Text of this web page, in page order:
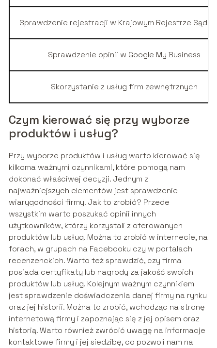
Sprawdzenie rejestracji w Krajowym Rejestrze
Sprawdzenie opinii w Google My Business
Skorzystanie z usług firm zewnętrznych
Czym kierować się przy wyborze
produktów i usług?
Przy wyborze produktów i usług warto kierować się
kilkoma ważnymi czynnikami, które pomogą nam
dokonać właściwej decyzji. Jednym z
najważniejszych elementów jest sprawdzenie
wiarygodności firmy. Jak to zrobić? Przede
wszystkim warto poszukać opinii innych
użytkowników, którzy korzystali z oferowanych
produktów lub usług. Można to zrobić w internecie, na
forach, w grupach na Facebooku czy w portalach
recenzenckich. Warto też sprawdzić, czy firma
posiada certyfikaty lub nagrody za jakość swoich
produktów lub usług. Kolejnym ważnym czynnikiem
jest sprawdzenie doświadczenia danej firmy na rynku
oraz jej historii. Można to zrobić, wchodząc na stronę
internetową firmy i zapoznając się z jej opisem oraz
historią. Warto również zwrócić uwagę na informacje
kontaktowe firmy i jej siedzibę, co pozwoli nam na